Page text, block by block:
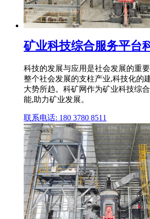
矿业科技综合服务平台
科技的发展与应用是社会发展的重
整个社会发展的支柱产业,科技化的
大势所趋。科矿网作为矿业科技综
能,助力矿业发展。
联系电话: 180 3780 8511